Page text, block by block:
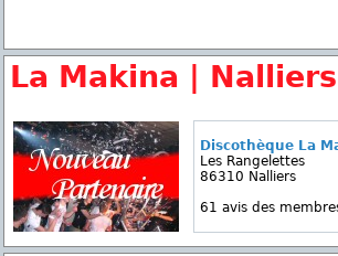
La Makina | Nalliers
Discothèque La
Les Rangelettes
86310 Nalliers
61 avis des